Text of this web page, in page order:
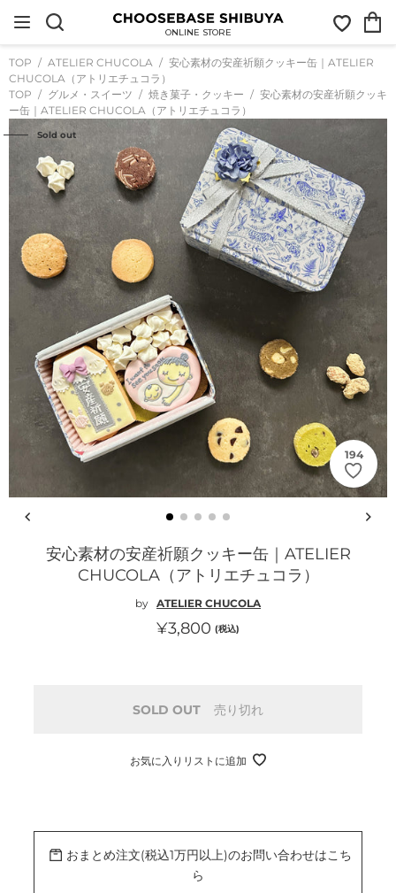
す
ONLINE STORE
お
気
入
り
カ
ー
TOP ATELIER CHUCOLA
安心素材の安産祈願クッキー缶｜ATELIER
CHUCOLA（アトリエチュコラ）
TOP
グルメ・スイーツ 焼き菓子・クッキー
安心素材の安産祈願クッキ
ー缶｜ATELIER CHUCOLA（アトリエチュコラ）
Sold out
194
安心素材の安産祈願クッキー缶｜ATELIER
CHUCOLA（アトリエチュコラ）
by ATELIER CHUCOLA
通
格
¥3,800 (税込)
SOLD OUT 売り切れ
お気に入りリストに追加
おまとめ注文(税込1万円以上)のお問い合わせはこち
ら